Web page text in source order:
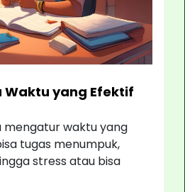
Waktu yang Efektif
mengatur waktu yang
tugas menumpuk,
stress atau bisa